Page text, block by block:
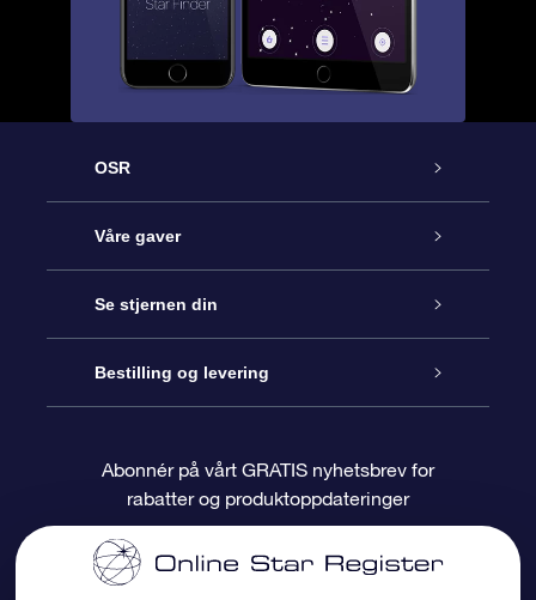
OSR
Kundeservice
Kontakt oss
Bloggen
Anmeldelser
Våre gaver
Online Stjernegave
OSR Gavepakke
OSR-gavekortet
Bedriftsgaver
Se stjernen din
Star Register
Pesontilpasset stjerneside
One Million Stars
Bestilling og levering
Betalingsinformasjon
Fraktinformasjon
Abonnér på vårt GRATIS nyhetsbrev for
rabatter og produktoppdateringer